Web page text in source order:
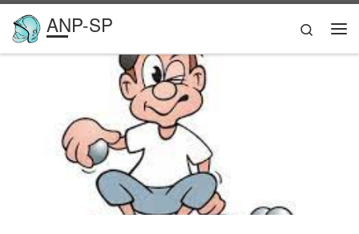
Passer au contenu
ANP-SP
Search